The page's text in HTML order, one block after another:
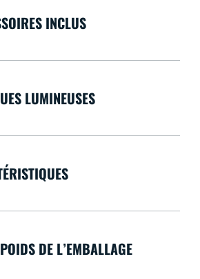
INCLUS
LUMINEUSES
DE L’EMBALLAGE